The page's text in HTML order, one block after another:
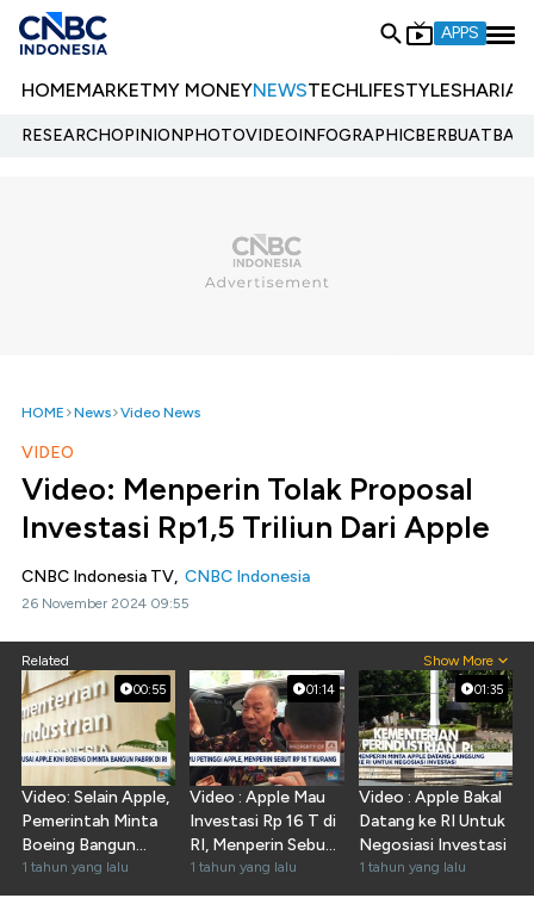
APPS
HOMEMARKETMY MONEYNEWSTECHLIFESTYLESHARIA
RESEARCHOPINIONPHOTOVIDEOINFOGRAPHIC
HOME News Video News
VIDEO
Video: Menperin Tolak Proposal
Investasi Rp1,5 Triliun Dari Apple
CNBC Indonesia TV, CNBC Indonesia
26 November 2024 09:55
Related Show More
00:55
Video: Selain Apple,
Pemerintah Minta
Boeing Bangun
Pabrik di RI
1 tahun yang lalu
01:14
Video : Apple Mau
Investasi Rp 16 T di
RI, Menperin Sebut
Masih Kurang
1 tahun yang lalu
01:35
Video : Apple Bakal
Datang ke RI Untuk
Negosiasi Investasi
1 tahun yang lalu